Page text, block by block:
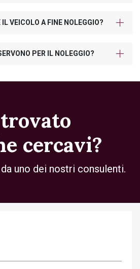
VEICOLO A FINE NOLEGGIO?
PER IL NOLEGGIO?
cercavi?
uno dei nostri consulenti.